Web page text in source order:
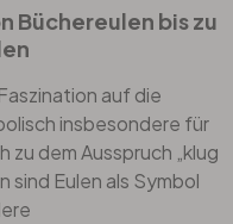
Büchereulen bis zu
auf die
insbesondere für
zu dem Ausspruch „klug
sind Eulen als Symbol